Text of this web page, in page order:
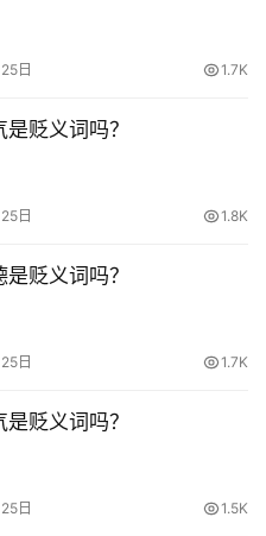
日 1.7K
贬义词吗？
日 1.8K
贬义词吗？
日 1.7K
贬义词吗？
日 1.5K